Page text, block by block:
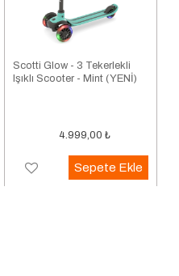
Scotti Glow - 3 Tekerlekli
Işıklı Scooter - Mint (YENİ)
4.999,00 ₺
Sepete Ekle